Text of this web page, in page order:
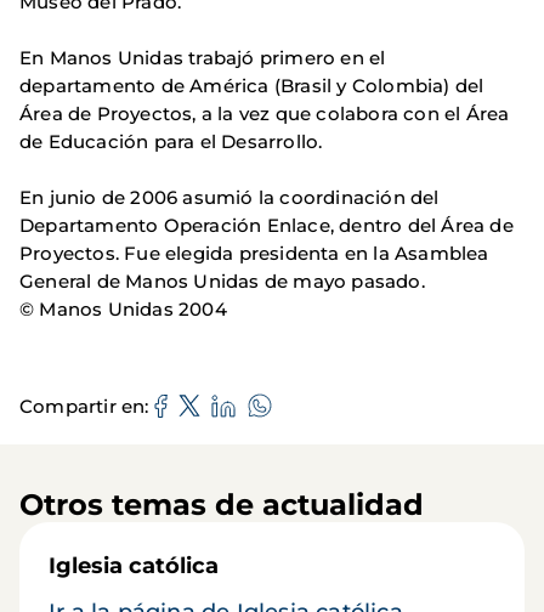
En Manos Unidas trabajó primero en el
departamento de América (Brasil y Colombia) del
Área de Proyectos, a la vez que colabora con el Área
de Educación para el Desarrollo.
En junio de 2006 asumió la coordinación del
Departamento Operación Enlace, dentro del Área de
Proyectos. Fue elegida presidenta en la Asamblea
General de Manos Unidas de mayo pasado.
© Manos Unidas 2004
Compartir en
Otros temas de actualidad
Iglesia católica